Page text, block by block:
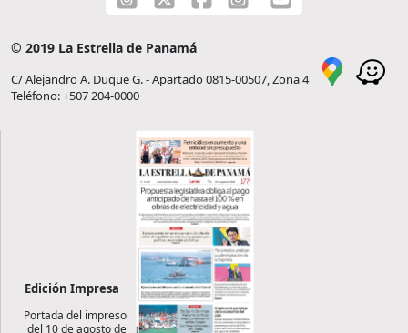
© 2019 La Estrella de Panamá
C/ Alejandro A. Duque G. - Apartado 0815-00507, Zona 4
Teléfono: +507 204-0000
Edición Impresa
Portada del impreso
del 10 de agosto de